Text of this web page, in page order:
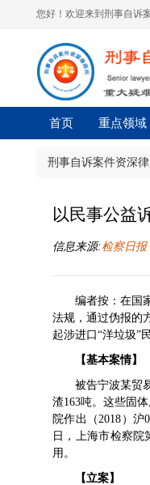
您好！欢迎来到刑事自诉
首页 重点领域
刑事自诉案件资深律
以民事公益
信息来源:检察日报
编者按：在国
法规，通过伪报的
起涉进口“洋垃圾”
【基本案情】
被告宁波某贸
渣163吨。这些固
院作出（2018）
日，上海市检察
用。
【立案】